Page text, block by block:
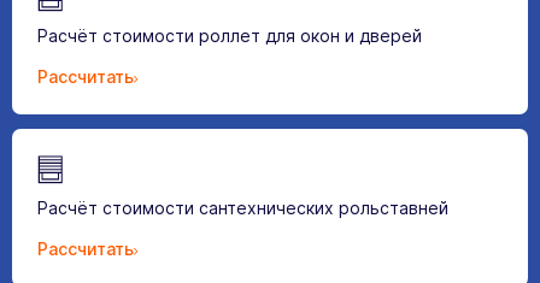
Расчёт стоимости роллет для окон и дверей
Рассчитать
Расчёт стоимости сантехнических рольставней
Рассчитать